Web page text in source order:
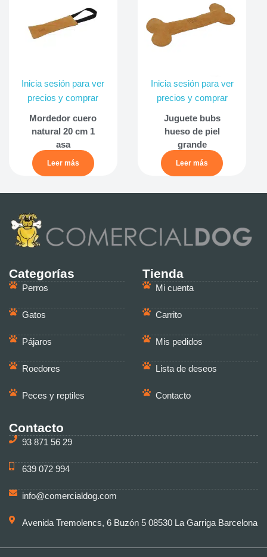
Inicia sesión para ver
precios y comprar
Mordedor cuero
natural 20 cm 1
asa
Leer más
Inicia sesión para ver
precios y comprar
Juguete bubs
hueso de piel
grande
Leer más
Categorías
Perros
Gatos
Pájaros
Roedores
Peces y reptiles
Tienda
Mi cuenta
Carrito
Mis pedidos
Lista de deseos
Contacto
Contacto
93 871 56 29
639 072 994
info@comercialdog.com
Avenida Tremolencs, 6 Buzón 5 08530 La Garriga Barcelona